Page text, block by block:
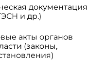
документация
и др.)
акты органов
(законы,